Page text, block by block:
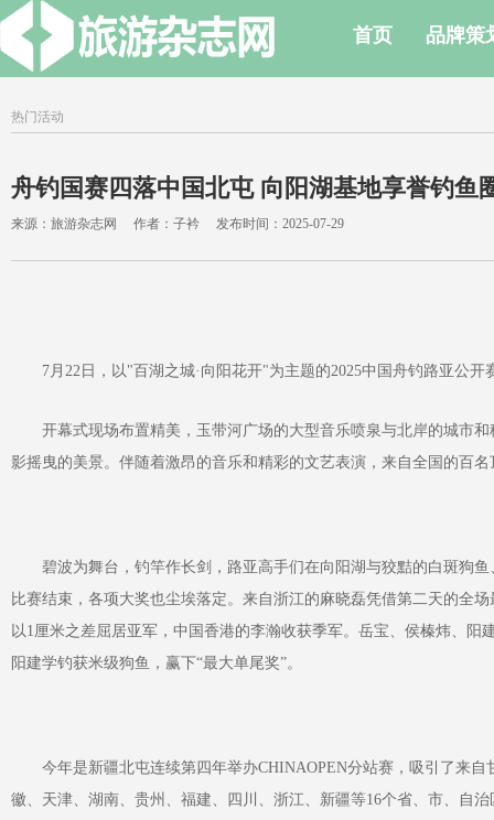
首页 品牌策
热门活动
舟钓国赛四落中国北屯 向阳湖基地享誉钓鱼
来源：旅游杂志网 作者：子衿 发布时间：2025-07-29
7月22日，以"百湖之城·向阳花开"为主题的2025中国舟钓路亚公开
开幕式现场布置精美，玉带河广场的大型音乐喷泉与北岸的城市和
影摇曳的美景。伴随着激昂的音乐和精彩的文艺表演，来自全国的百
碧波为舞台，钓竿作长剑，路亚高手们在向阳湖与狡黠的白斑狗鱼
比赛结束，各项大奖也尘埃落定。来自浙江的麻晓磊凭借第二天的全
以1厘米之差屈居亚军，中国香港的李瀚收获季军。岳宝、侯榛炜、
阳建学钓获米级狗鱼，赢下“最大单尾奖”。
今年是新疆北屯连续第四年举办CHINAOPEN分站赛，吸引了来自
徽、天津、湖南、贵州、福建、四川、浙江、新疆等16个省、市、自